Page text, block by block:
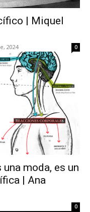
| Miquel
2024 0
moda, es un
| Ana
0